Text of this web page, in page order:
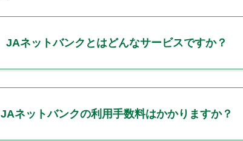
JAネットバンクとはどんなサービスですか？
JAネットバンクの利用手数料はかかりますか？